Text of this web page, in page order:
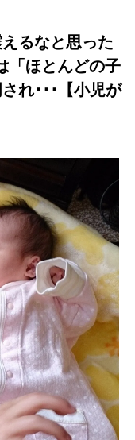
るなと思った
「ほとんどの子
れ･･･【小児が